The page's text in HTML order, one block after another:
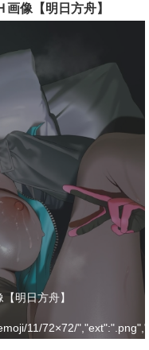
画像【明日方舟】
明日方舟】
11/72×72/","ext":".png","
11/svg/","svgExt":".svg","so